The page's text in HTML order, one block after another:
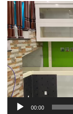
Trình
chơi
Video
00:00